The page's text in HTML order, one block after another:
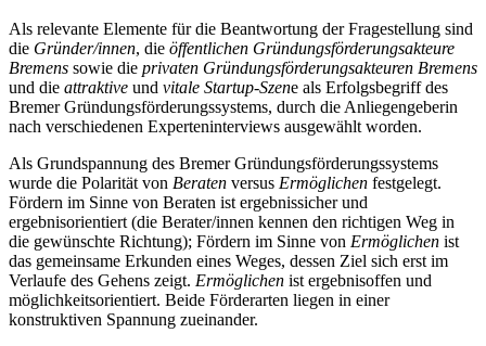
Als relevante Elemente für die Beantwortung der Fragestellung sind
die Gründer/innen, die öffentlichen Gründungsförderungsakteure
Bremens sowie die privaten Gründungsförderungsakteuren Bremens
und die attraktive und vitale Startup-Szene als Erfolgsbegriff des
Bremer Gründungsförderungssystems, durch die Anliegengeberin
nach verschiedenen Experteninterviews ausgewählt worden.
Als Grundspannung des Bremer Gründungsförderungssystems
wurde die Polarität von Beraten versus Ermöglichen festgelegt.
Fördern im Sinne von Beraten ist ergebnissicher und
ergebnisorientiert (die Berater/innen kennen den richtigen Weg in
die gewünschte Richtung); Fördern im Sinne von Ermöglichen ist
das gemeinsame Erkunden eines Weges, dessen Ziel sich erst im
Verlaufe des Gehens zeigt. Ermöglichen ist ergebnisoffen und
möglichkeitsorientiert. Beide Förderarten liegen in einer
konstruktiven Spannung zueinander.